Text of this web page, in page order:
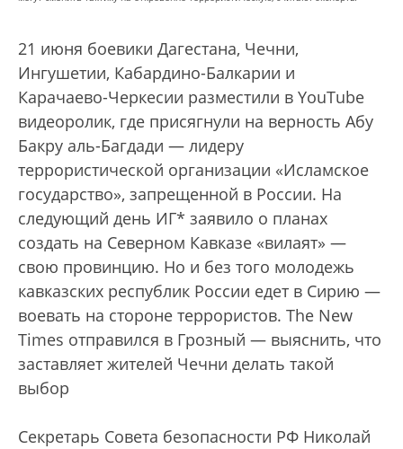
21 июня боевики Дагестана, Чечни,
Ингушетии, Кабардино-Балкарии и
Карачаево-Черкесии разместили в YouTube
видеоролик, где присягнули на верность Абу
Бакру аль-Багдади — лидеру
террористической организации «Исламское
государство», запрещенной в России. На
следующий день ИГ* заявило о планах
создать на Северном Кавказе «вилаят» —
свою провинцию. Но и без того молодежь
кавказских республик России едет в Сирию —
воевать на стороне террористов. The New
Times отправился в Грозный — выяснить, что
заставляет жителей Чечни делать такой
выбор
Секретарь Совета безопасности РФ Николай